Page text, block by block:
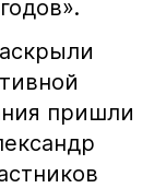
пришли